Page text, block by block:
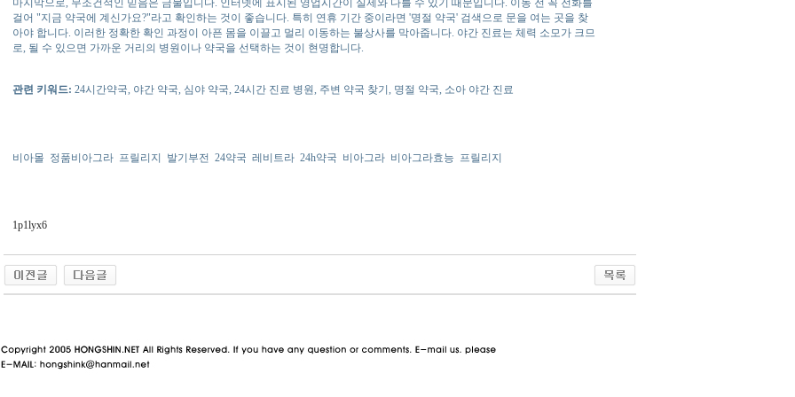
걸어 "지금 약국에 계신가요?"라고 확인하는 것이 좋습니다. 특히 연휴 기간 중이라면 '명절 약국' 검색으로 문을 여는 곳을 찾
아야 합니다. 이러한 정확한 확인 과정이 아픈 몸을 이끌고 멀리 이동하는 불상사를 막아줍니다. 야간 진료는 체력 소모가 크므
로, 될 수 있으면 가까운 거리의 병원이나 약국을 선택하는 것이 현명합니다.
관련 키워드: 24시간약국, 야간 약국, 심야 약국, 24시간 진료 병원, 주변 약국 찾기, 명절 약국, 소아 야간 진료
비아몰 정품비아그라 프릴리지 발기부전 24약국 레비트라 24h약국 비아그라 비아그라효능 프릴리지
1p1lyx6